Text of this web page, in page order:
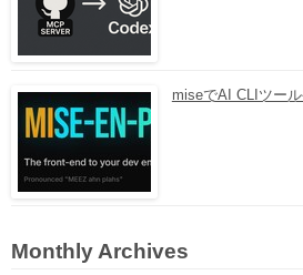
miseでAI CLIツー
Monthly Archives